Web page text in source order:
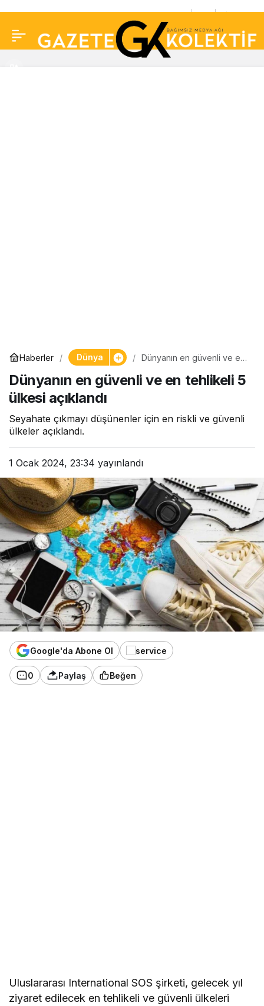
Haberler Dünya
Dünyanın en güvenli ve en
Dünyanın en güvenli ve en tehlikeli 5
ülkesi açıklandı
Seyahate çıkmayı düşünenler için en riskli ve güvenli
ülkeler açıklandı.
1 Ocak 2024, 23:34 yayınlandı
Google'da Abone Ol
0 Paylaş Beğen
Uluslararası International SOS şirketi, gelecek yıl
ziyaret edilecek en tehlikeli ve güvenli ülkeleri
yaşamaya başladılar…